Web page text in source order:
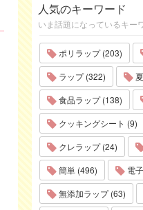
人気のキーワード
いま話題になっているキー
ポリラップ (203)
ラップ (322)
食品ラップ (138)
クッキングシート (9)
クレラップ (24)
簡単 (496)
電
無添加ラップ (63)